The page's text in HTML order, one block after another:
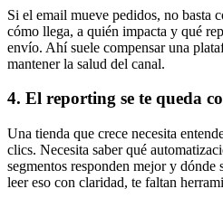
Si el email mueve pedidos, no basta
cómo llega, a quién impacta y qué
envío. Ahí suele compensar una
mantener la salud del canal.
4. El reporting se te queda
Una tienda que crece necesita
clics. Necesita saber qué
segmentos responden mejor y dónde
leer eso con claridad, te faltan